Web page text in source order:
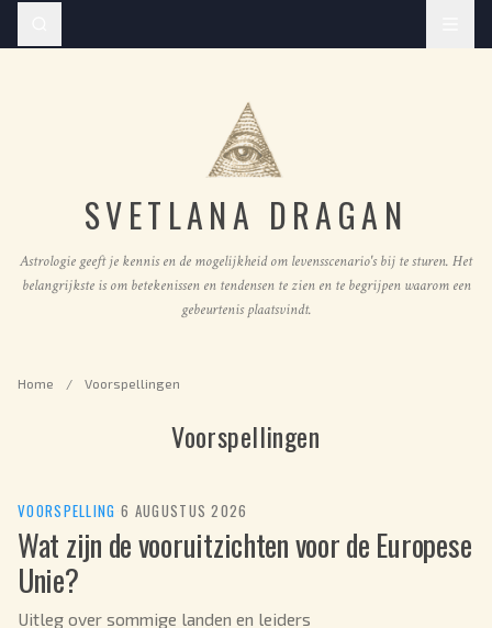
SVETLANA DRAGAN
Astrologie geeft je kennis en de mogelijkheid om levensscenario's bij te sturen. Het
belangrijkste is om betekenissen en tendensen te zien en te begrijpen waarom een
gebeurtenis plaatsvindt.
Home / Voorspellingen
Voorspellingen
VOORSPELLING ·6 AUGUSTUS 2026
Wat zijn de vooruitzichten voor de Europese
Unie?
Uitleg over sommige landen en leiders